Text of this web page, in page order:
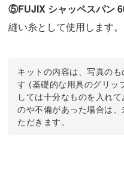
⑤FUJIX シャッペスパン
縫い糸として使用します。
キットの内容は、写真の
す (基礎的な用具のグリッ
しては十分なものを入れ
のや不備があった場合は
ただきます。